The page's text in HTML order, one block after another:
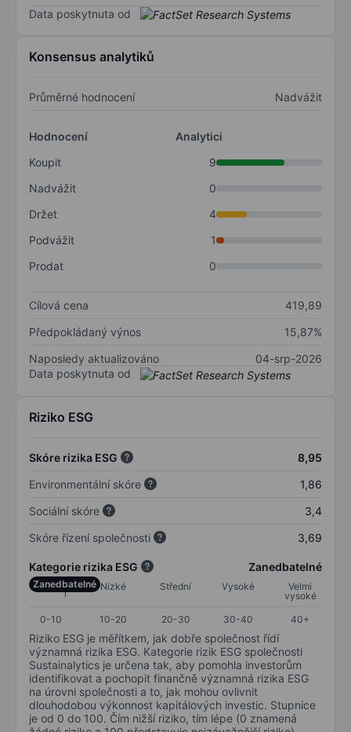
Data poskytnuta od
Konsensus analytiků
Průměrné hodnocení Nadvážit
Hodnocení
Analytici
Koupit
9
Nadvážit
0
Držet
4
Podvážit
1
Prodat
0
Cílová cena
419,89
Předpokládaný výnos
15,87%
Naposledy aktualizováno
04-srp-2026
Data poskytnuta od
Riziko ESG
Skóre rizika ESG
8,95
Environmentální skóre
1,86
Sociální skóre
3,4
Skóre řízení společnosti
3,69
Kategorie rizika ESG Zanedbatelné
Zanedbatelné Nízké Střední Vysoké
Velmi
vysoké
0-10
10-20 20-30 30-40 40+
Riziko ESG je měřítkem, jak dobře společnost řídí
významná rizika ESG. Kategorie rizik ESG společnosti
Sustainalytics je určena tak, aby pomohla investorům
identifikovat a pochopit finančně významná rizika ESG
na úrovni společnosti a to, jak mohou ovlivnit
dlouhodobou výkonnost kapitálových investic. Stupnice
je od 0 do 100. Čím nižší riziko, tím lépe (0 znamená